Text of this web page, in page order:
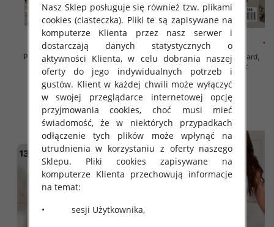
Piżama damska Roz Standard,
Mix kolor Paczka 12 szt
32.00 zł
szczegóły
Piżama damska Roz Standard,
Mix kolor Paczka 12 szt
32.00 zł
szczegóły
Nasz Sklep posługuje się również tzw. plikami
cookies (ciasteczka). Pliki te są zapisywane na
komputerze Klienta przez nasz serwer i
dostarczają danych statystycznych o
aktywności Klienta, w celu dobrania naszej
oferty do jego indywidualnych potrzeb i
gustów. Klient w każdej chwili może wyłączyć
w swojej przeglądarce internetowej opcję
przyjmowania cookies, choć musi mieć
świadomość, że w niektórych przypadkach
odłączenie tych plików może wpłynąć na
utrudnienia w korzystaniu z oferty naszego
Sklepu. Pliki cookies zapisywane na
komputerze Klienta przechowują informacje
na temat:
• sesji Użytkownika,